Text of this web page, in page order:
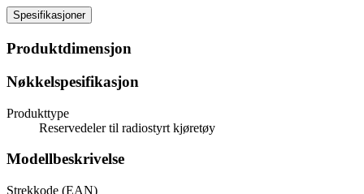
Spesifikasjoner
Produktdimensjon
Nøkkelspesifikasjon
Produkttype
Reservedeler til radiostyrt kjøretøy
Modellbeskrivelse
Strekkode (EAN)